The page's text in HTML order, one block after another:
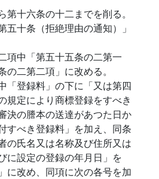
第十六条の十二までを削る。
五十条（拒絶理由の通知）」
項中「第五十五条の二第一
二第二項」に改める。
「登録料」の下に「又は第四
規定により商標登録をすべき
決の謄本の送達があつた日か
すべき登録料」を加え、同条
の氏名又は名称及び住所又は
に設定の登録の年月日」を
に改め、同項に次の各号を加